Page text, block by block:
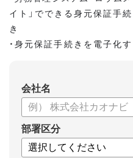
イト」でできる身元保証手続
き
・身元保証手続きを電子化す
会社名
部署区分